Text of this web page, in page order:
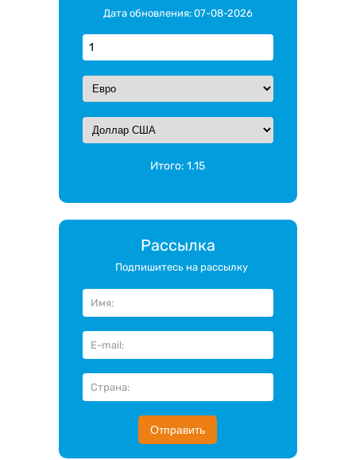
Дата обновления: 07-08-2026
Итого:1.15
Рассылка
Подпишитесь на рассылку
Отправить